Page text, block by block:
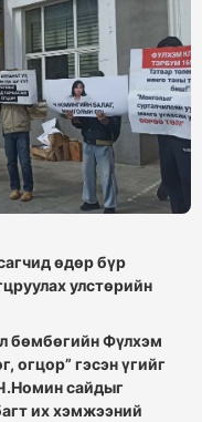
өдөр бүр
улстөрийн
бөмбөгийн Фүлхэм
огцор” гэсэн үгийг
сайдыг
их хэмжээний